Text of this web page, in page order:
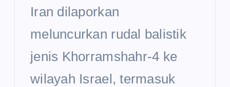
Iran dilaporkan
meluncurkan rudal balistik
jenis Khorramshahr-4 ke
wilayah Israel, termasuk